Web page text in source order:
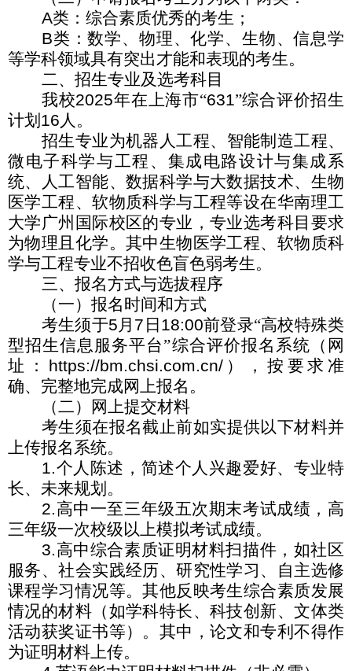
A类：综合素质优秀的考生；
B类：数学、物理、化学、生物、信息学
等学科领域具有突出才能和表现的考生。
二、招生专业及选考科目
我校2025年在上海市“631”综合评价招生
计划 16 人。
招生专业为机器人工程、智能制造工程、
微电子科学与工程、集成电路设计与集成系
统、人工智能、数据科学与大数据技术、生物
医学工程、软物质科学与工程等设在华南理工
大学广州国际校区的专业，专业选考科目要求
为物理且化学。其中生物医学工程、软物质科
学与工程专业不招收色盲色弱考生。
三、报名方式与选拔程序
（一）报名时间和方式
考生须于5 月 7 日 18:00前登录“高校特殊类
型招生信息服务平台”综合评价报名系统（网
址： https://bm.chsi.com.cn/），按要求准
确、完整地完成网上报名。
（二）网上提交材料
考生须在报名截止前如实提供以下材料并
上传报名系统。
1.个人陈述，简述个人兴趣爱好、专业特
长、未来规划。
2.高中一至三年级五次期末考试成绩，高
三年级一次校级以上模拟考试成绩。
3.高中综合素质证明材料扫描件，如社区
服务、社会实践经历、研究性学习、自主选修
课程学习情况等。其他反映考生综合素质发展
情况的材料（如学科特长、科技创新、文体类
活动获奖证书等）。其中，论文和专利不得作
为证明材料上传。